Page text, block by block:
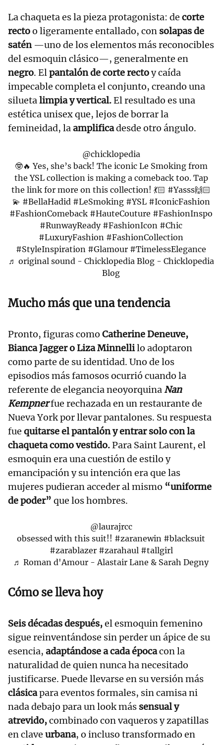
La chaqueta es la pieza protagonista: de corte
rectoo ligeramente entallado, con solapas de
satén—uno de los elementos más reconocibles
del esmoquin clásico—, generalmente en
negro. Elpantalón de corte rectoy caída
impecable completa el conjunto, creando una
siluetalimpia y vertical.El resultado es una
estética unisex que, lejos de borrar la
femineidad, laamplificadesde otro ángulo.
@chicklopedia
🤓🔥 Yes, she’s back! The iconic Le Smoking from
the YSL collection is making a comeback too. Tap
the link for more on this collection! 💃🏻 #Yasss🙌🏻
💫 #BellaHadid #LeSmoking #YSL #IconicFashion
#FashionComeback #HauteCouture #FashionInspo
#RunwayReady #FashionIcon #Chic
#LuxuryFashion #FashionCollection
#StyleInspiration #Glamour #TimelessElegance
♬ original sound - Chicklopedia Blog - Chicklopedia
Blog
Mucho más que una tendencia
Pronto, figuras como Catherine Deneuve,
Bianca Jagger o Liza Minnellilo adoptaron
como parte de su identidad. Uno de los
episodios más famosos ocurrió cuando la
referente de elegancia neoyorquina Nan
Kempnerfue rechazada en un restaurante de
Nueva York por llevar pantalones. Su respuesta
fue quitarse el pantalón y entrar solo con la
chaqueta como vestido.Para Saint Laurent, el
esmoquin era una cuestión de estilo y
emancipación y su intención era que las
mujeres pudieran acceder al mismo “uniforme
de poder” que los hombres.
@laurajrcc
obsessed with this suit!! #zaranewin #blacksuit
#zarablazer #zarahaul #tallgirl
♬ Roman d'Amour - Alastair Lane & Sarah Degny
Cómo se lleva hoy
Seis décadas después,el esmoquin femenino
sigue reinventándose sin perder un ápice de su
esencia, adaptándose a cada épocacon la
naturalidad de quien nunca ha necesitado
justificarse. Puede llevarse en su versión más
clásicapara eventos formales, sin camisa ni
nada debajo para un look más sensual y
atrevido,combinado con vaqueros y zapatillas
en clave urbana, o incluso transformado en